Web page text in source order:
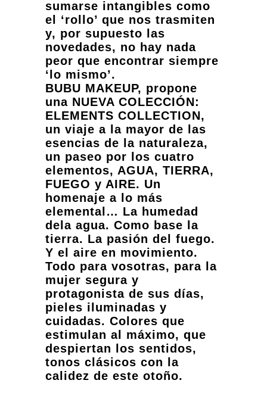
sumarse intangibles como
el ‘rollo’ que nos trasmiten
y, por supuesto las
novedades, no hay nada
peor que encontrar siempre
‘lo mismo’.
BUBU MAKEUP, propone
una NUEVA COLECCIÓN:
ELEMENTS COLLECTION,
un viaje a la mayor de las
esencias de la naturaleza,
un paseo por los cuatro
elementos, AGUA, TIERRA,
FUEGO y AIRE. Un
homenaje a lo más
elemental… La humedad
dela agua. Como base la
tierra. La pasión del fuego.
Y el aire en movimiento.
Todo para vosotras, para la
mujer segura y
protagonista de sus días,
pieles iluminadas y
cuidadas. Colores que
estimulan al máximo, que
despiertan los sentidos,
tonos clásicos con la
calidez de este otoño.